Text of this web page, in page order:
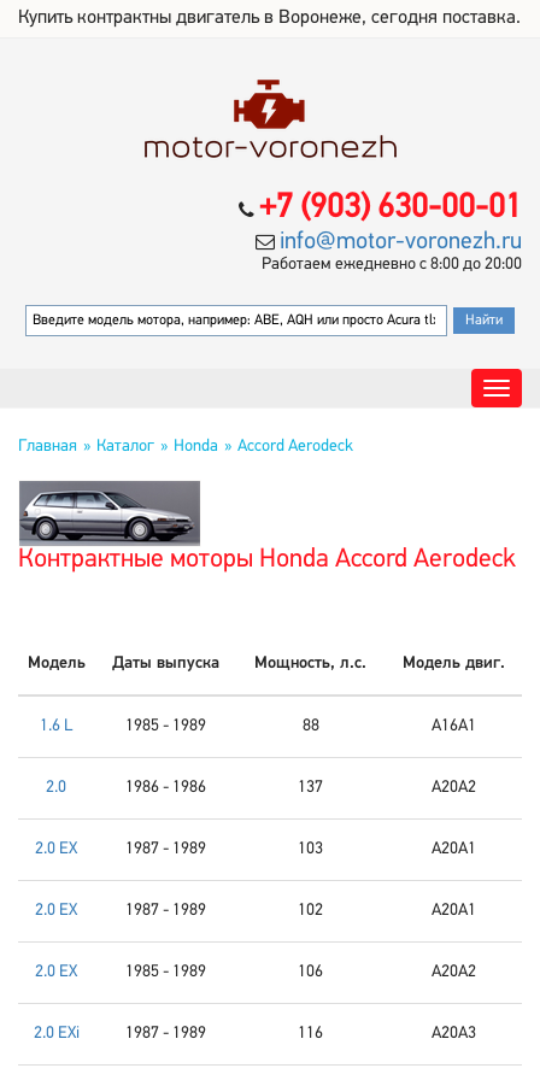
Купить контрактны двигатель в Воронеже, сегодня поставка.
+7 (903) 630-00-01
info@motor-voronezh.ru
Работаем ежедневно с 8:00 до 20:00
Главная Каталог Honda Accord Aerodeck
Контрактные моторы Honda Accord Aerodeck
Модель Даты выпуска Мощность, л.с. Модель двиг.
1.6 L 1985 - 1989 88 A16A1
2.0 1986 - 1986 137 A20A2
2.0 EX 1987 - 1989 103 A20A1
2.0 EX 1987 - 1989 102 A20A1
2.0 EX 1985 - 1989 106 A20A2
2.0 EXi 1987 - 1989 116 A20A3